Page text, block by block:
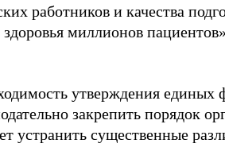
работников и качества
миллионов
утверждения единых
закрепить порядок
устранить существенные